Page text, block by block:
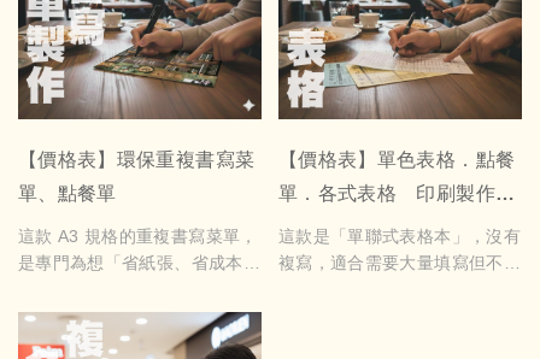
期使用、環保又實用。
A3 200P 銅西卡雙面印刷 10張
1340元 20張1800元 30張2320
元 40張2820元 以上價格包含
護貝
元)
如需美編設計歡迎洽詢
【價格表】環保重複書寫菜
單、點餐單
這款 A3 規格的重複書寫菜單，
是專門為想「省紙張、省成本」
膜加工，只要用白板筆書寫，就
可以輕鬆擦拭再利用，不需要每
【價格表】單色表格．點餐
單．各式表格 印刷製作
G1304231
這款是「單聯式表格本」，沒有
複寫，適合需要大量填寫但不需